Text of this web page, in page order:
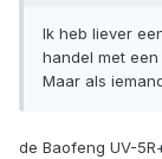
Ik heb liever
handel met
Maar als
de Baofeng UV-